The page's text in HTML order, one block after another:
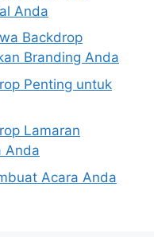
Anda
Backdrop
Branding Anda
Penting untuk
Lamaran
Anda
Acara Anda